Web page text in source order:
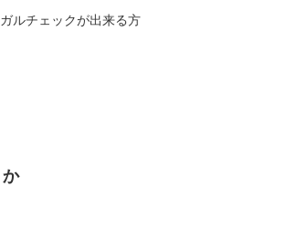
ルチェックが出来る方